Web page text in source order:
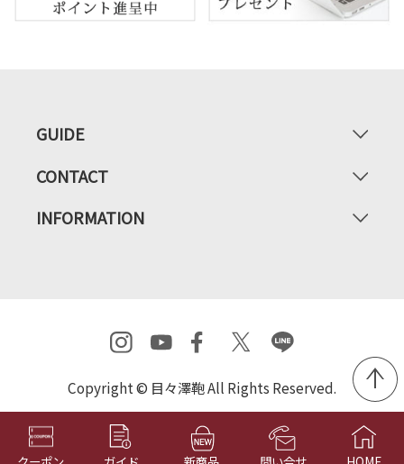
GUIDE
CONTACT
INFORMATION
Copyright © 目々澤鞄 All Rights Reserved.